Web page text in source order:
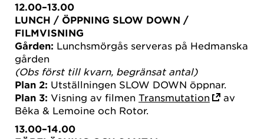
12.00–13.00
LUNCH / ÖPPNING SLOW DOWN /
FILMVISNING
Gården: Lunchsmörgås serveras på Hedmanska
gården
(Obs först till kvarn, begränsat antal)
Plan 2: Utställningen SLOW DOWN öppnar.
Plan 3: Visning av filmen Transmutation
av
Bêka & Lemoine och Rotor.
13.00–14.00